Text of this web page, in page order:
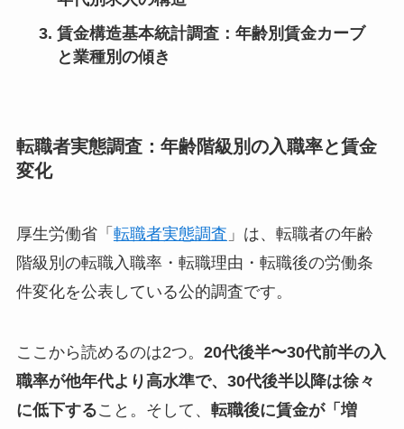
賃金構造基本統計調査：年齢別賃金カーブ
と業種別の傾き
転職者実態調査：年齢階級別の入職率と賃金
変化
厚生労働省「 転職者実態調査 」は、転職者の年齢
階級別の転職入職率・転職理由・転職後の労働条
件変化を公表している公的調査です。
ここから読めるのは2つ。 20代後半〜30代前半の入
職率が他年代より高水準で、30代後半以降は徐々
に低下すること。そして、 転職後に賃金が「増